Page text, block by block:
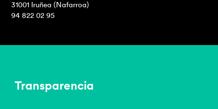
31001 Iruñea (Nafarroa)
94 822 02 95
Transparencia